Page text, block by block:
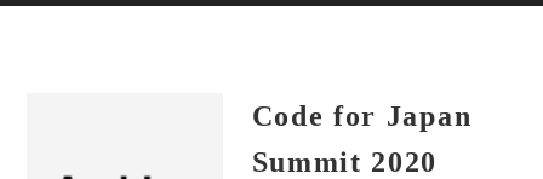
Code for Japan
Summit 2020